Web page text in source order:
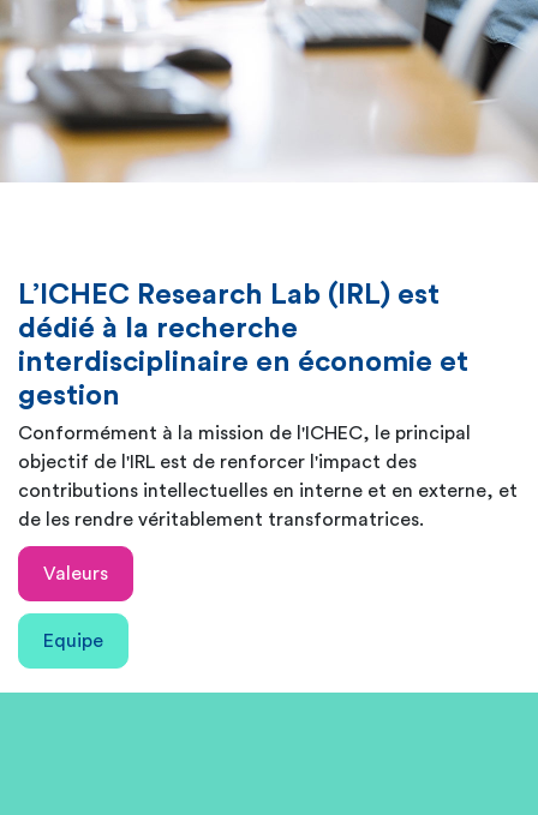
L’ICHEC Research Lab (IRL) est
dédié à la recherche
interdisciplinaire en économie et
gestion
Conformément à la mission de l'ICHEC, le principal
objectif de l'IRL est de renforcer l'impact des
contributions intellectuelles en interne et en externe, et
de les rendre véritablement transformatrices.
Valeurs
Equipe